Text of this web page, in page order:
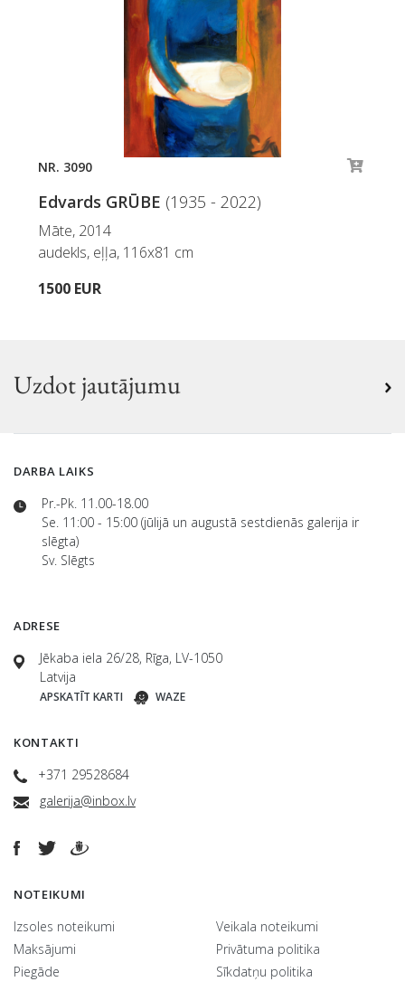
NR. 3090
Edvards GRŪBE (1935 - 2022)
Māte, 2014
audekls, eļļa, 116x81 cm
1500 EUR
Uzdot jautājumu
DARBA LAIKS
Pr.-Pk. 11.00-18.00
Se. 11:00 - 15:00 (jūlijā un augustā sestdienās galerija ir
slēgta)
Sv. Slēgts
ADRESE
Jēkaba iela 26/28, Rīga, LV-1050
Latvija
APSKATĪT KARTI WAZE
KONTAKTI
+371 29528684
galerija@inbox.lv
NOTEIKUMI
Izsoles noteikumi
Maksājumi
Piegāde
Veikala noteikumi
Privātuma politika
Sīkdatņu politika